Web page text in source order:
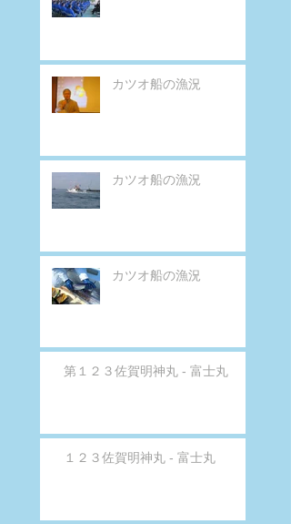
カツオ船の漁況
カツオ船の漁況
カツオ船の漁況
第１２３佐賀明神丸 - 富士丸
１２３佐賀明神丸 - 富士丸